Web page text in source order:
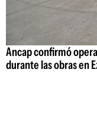
Ancap confirmó
durante las obras en